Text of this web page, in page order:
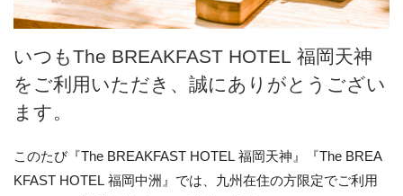
いつもThe BREAKFAST HOTEL 福岡天神
をご利用いただき、誠にありがとうござい
ます。
このたび『The BREAKFAST HOTEL 福岡天神』『The BREA
KFAST HOTEL 福岡中洲』では、九州在住の方限定でご利用